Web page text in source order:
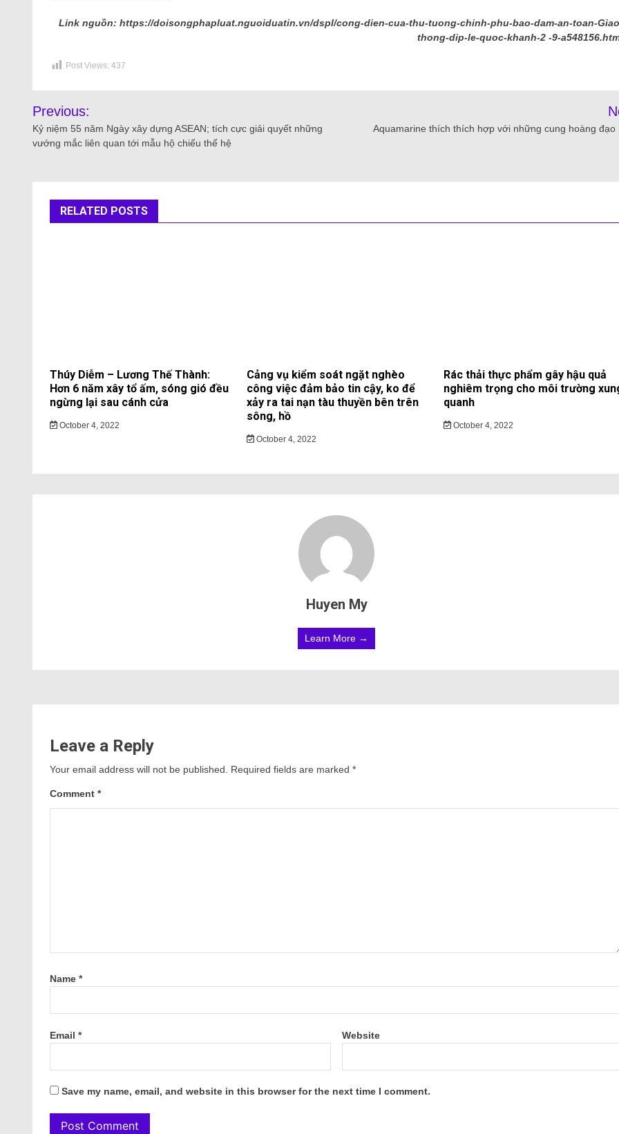
Link nguồn: https://doisongphapluat.nguoiduatin.vn/dspl/cong-dien-cua-thu-tuong-chinh-phu-bao-dam-an-toan-
thong-dip-le-quoc-khanh-2 -9-
Post Views: 437
Previous:
Kỷ niệm 55 năm Ngày xây dựng ASEAN; tích cực giải quyết những
vướng mắc liên quan tới mẫu hộ chiếu thế hệ
Aquamarine thích thích hợp với những cung hoàng đạo
RELATED POSTS
Thúy Diễm – Lương Thế Thành:
Hơn 6 năm xây tổ ấm, sóng gió đều
ngừng lại sau cánh cửa
October 4, 2022
Cảng vụ kiểm soát ngặt nghèo
công việc đảm bảo tin cậy, ko để
xảy ra tai nạn tàu thuyền bên trên
sông, hồ
October 4, 2022
Rác thải thực phẩm gây hậu quả
nghiêm trọng cho môi trường
quanh
October 4, 2022
Huyen My
Learn More →
Leave a Reply
Your email address will not be published. Required fields are marked *
Comment *
Name *
Email * Website
Save my name, email, and website in this browser for the next time I comment.